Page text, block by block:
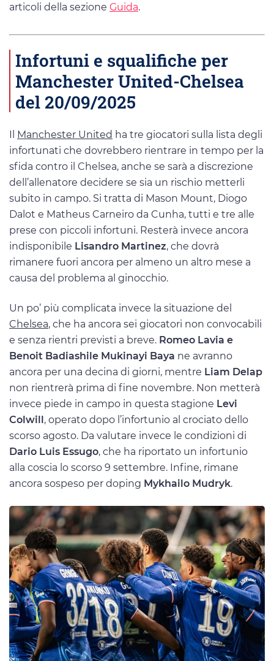
articoli della sezione Guida.
Infortuni e squalifiche per
Manchester United-Chelsea
del 20/09/2025
Il Manchester United ha tre giocatori sulla lista degli
infortunati che dovrebbero rientrare in tempo per la
sfida contro il Chelsea, anche se sarà a discrezione
dell’allenatore decidere se sia un rischio metterli
subito in campo. Si tratta di Mason Mount, Diogo
Dalot e Matheus Carneiro da Cunha, tutti e tre alle
prese con piccoli infortuni. Resterà invece ancora
indisponibile Lisandro Martinez, che dovrà
rimanere fuori ancora per almeno un altro mese a
causa del problema al ginocchio.
Un po’ più complicata invece la situazione del
Chelsea, che ha ancora sei giocatori non convocabili
e senza rientri previsti a breve. Romeo Lavia e
Benoit Badiashile Mukinayi Baya ne avranno
ancora per una decina di giorni, mentre Liam Delap
non rientrerà prima di fine novembre. Non metterà
invece piede in campo in questa stagione Levi
Colwill, operato dopo l’infortunio al crociato dello
scorso agosto. Da valutare invece le condizioni di
Dario Luis Essugo, che ha riportato un infortunio
alla coscia lo scorso 9 settembre. Infine, rimane
ancora sospeso per doping Mykhailo Mudryk.